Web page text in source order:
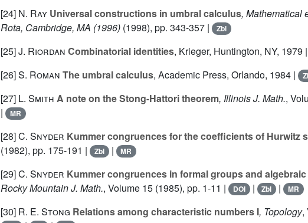
[24] N. Ray Universal constructions in umbral calculus, Mathematical
Rota, Cambridge, MA (1996) (1998), pp. 343-357 | Zbl
[25]J. Riordan Combinatorial identities, Krieger, Huntington, NY, 1979 |
[26]S. Roman The umbral calculus, Academic Press, Orlando, 1984 |
[27] L. Smith A note on the Stong-Hattori theorem, Illinois J. Math.,
| MR
[28]C. Snyder Kummer congruences for the coefficients of Hurwitz
(1982), pp. 175-191 |
Zbl | MR
[29]C. Snyder Kummer congruences in formal groups and
Rocky Mountain J. Math., Volume 15 (1985), pp. 1-11 | DOI | Zbl | MR
[30] R. E. Stong Relations among characteristic numbers I, Topology,